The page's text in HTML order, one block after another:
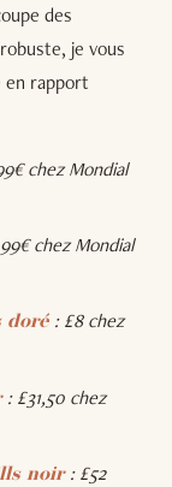
des
je vous
en rapport
chez Mondial
chez Mondial
doré : £8 chez
: £31,50 chez
noir : £52